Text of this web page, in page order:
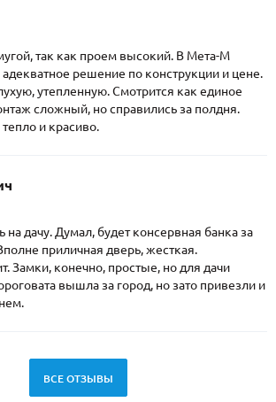
так как проем высокий. В Мета-М
решение по конструкции и цене.
утепленную. Смотрится как единое
сложный, но справились за полдня.
и красиво.
на дачу. Думал, будет консервная банка за
приличная дверь, жесткая.
Замки, конечно, простые, но для дачи
вышла за город, но зато привезли и
ВСЕ ОТЗЫВЫ